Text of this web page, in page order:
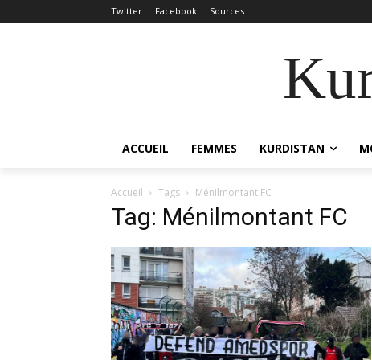
Twitter Facebook Sources
ACCUEIL FEMMES KURDISTAN
Accueil Tags Ménilmontant FC
Tag: Ménilmontant FC